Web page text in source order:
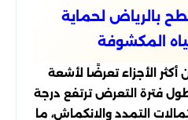
بالرياض لحماية
المكشوفة
الأجزاء تعرضًا لأشعة
فترة التعرض ترتفع درجة
التمدد والانكماش، ما